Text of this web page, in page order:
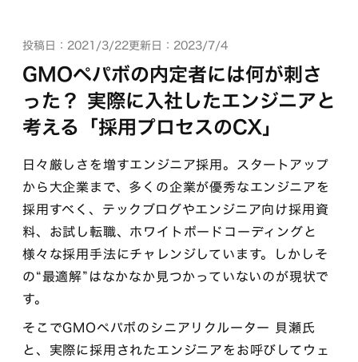
投稿日：2021/3/22更新日：2023/7/4
GMOペパボの内定者には何が刺さ
った？ 実際に入社したエンジニアと
考える「採用プロセスのCX」
日々厳しさを増すエンジニア採用。スタートアップ
から大企業まで、多くの企業が優秀なエンジニアを
採用すべく、テックブログやエンジニア向け採用資
料、お試し転職、ホワイトボードコーディングと
様々な採用手法にチャレンジしています。しかしそ
の“最適解”はなかなか見つかっていないのが現状で
す。
そこでGMOペパボのシニアリクルーター 貝瀬氏
と、実際に採用されたエンジニアをお呼びしてウェ